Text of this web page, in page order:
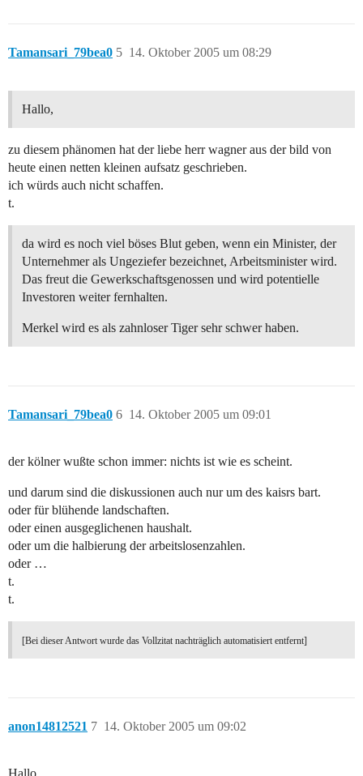
Tamansari_79bea0 14. Oktober 2005 um 08:29
5
Hallo,
zu diesem phänomen hat der liebe herr wagner aus der bild von
heute einen netten kleinen aufsatz geschrieben.
ich würds auch nicht schaffen.
t.
da wird es noch viel böses Blut geben, wenn ein Minister, der
Unternehmer als Ungeziefer bezeichnet, Arbeitsminister wird.
Das freut die Gewerkschaftsgenossen und wird potentielle
Investoren weiter fernhalten.
Merkel wird es als zahnloser Tiger sehr schwer haben.
Tamansari_79bea0 14. Oktober 2005 um 09:01
6
der kölner wußte schon immer: nichts ist wie es scheint.
und darum sind die diskussionen auch nur um des kaisrs bart.
oder für blühende landschaften.
oder einen ausgeglichenen haushalt.
oder um die halbierung der arbeitslosenzahlen.
oder …
t.
t.
[Bei dieser Antwort wurde das Vollzitat nachträglich automatisiert entfernt]
anon14812521 14. Oktober 2005 um 09:02
7
Hallo,